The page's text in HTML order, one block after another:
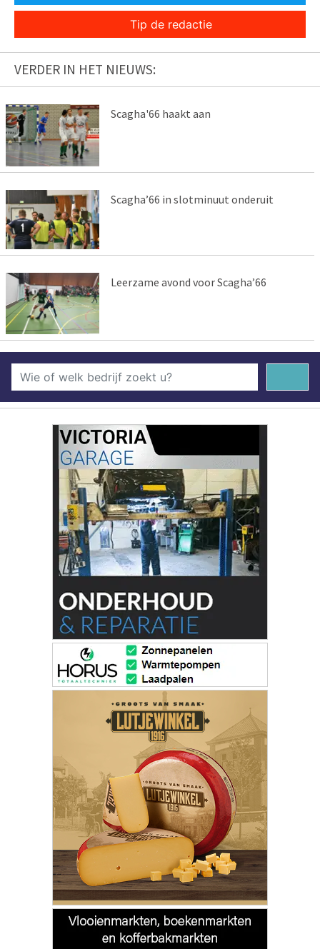
Tip de redactie
VERDER IN HET NIEUWS:
Scagha'66 haakt aan
Scagha’66 in slotminuut onderuit
Leerzame avond voor Scagha’66